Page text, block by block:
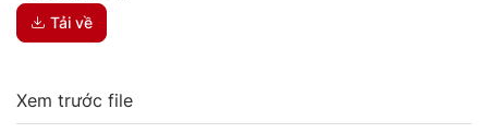
Tải về
Xem trước file